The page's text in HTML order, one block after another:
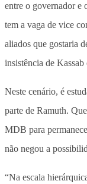
entre o governador e
tem a vaga de vice
aliados que gostaria
insistência de
Neste cenário, é
parte de Ramuth.
MDB para
não negou a
“Na escala